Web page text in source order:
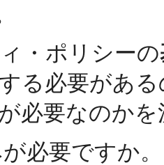
・ポリシーの
る必要があ
必要なのか
必要ですか